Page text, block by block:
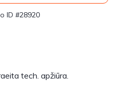
ID #28920
tech. apžiūra.